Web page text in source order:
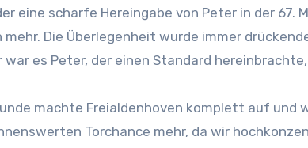
eine scharfe Hereingabe von Peter in der 67.
Die Überlegenheit wurde immer
war es Peter, der einen Standard
machte Freialdenhoven komplett auf und
Torchance mehr, da wir